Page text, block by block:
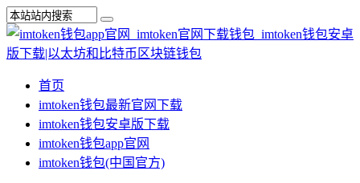
首页
imtoken钱包最新官网下载
imtoken钱包安卓版下载
imtoken钱包app官网
imtoken钱包(中国官方)